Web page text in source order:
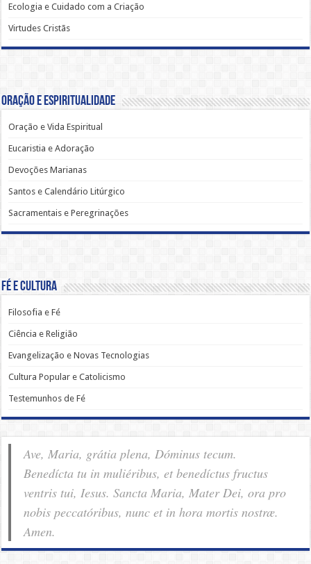
Ecologia e Cuidado com a Criação
Virtudes Cristãs
Oração e Espiritualidade
Oração e Vida Espiritual
Eucaristia e Adoração
Devoções Marianas
Santos e Calendário Litúrgico
Sacramentais e Peregrinações
Fé e Cultura
Filosofia e Fé
Ciência e Religião
Evangelização e Novas Tecnologias
Cultura Popular e Catolicismo
Testemunhos de Fé
Ave, Maria, grátia plena, Dóminus tecum.
Benedícta tu in muliéribus, et benedíctus fructus
ventris tui, Iesus. Sancta Maria, Mater Dei, ora pro
nobis pec­ca­tóribus, nunc et in hora mortis nostræ.
Amen.